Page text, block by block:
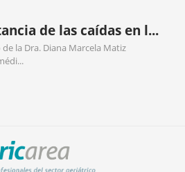
de las caídas en l...
la Dra. Diana Marcela Matiz